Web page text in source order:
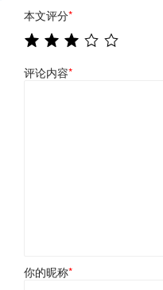
本文评分*
评论内容*
你的昵称*